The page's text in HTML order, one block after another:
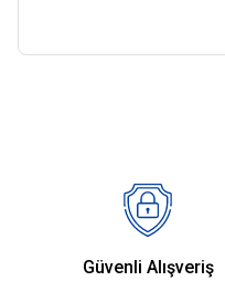
Ürün açıklamasında
Ürün bilgilerinde
Ürün fiyatı diğer
Güvenli Alışveriş